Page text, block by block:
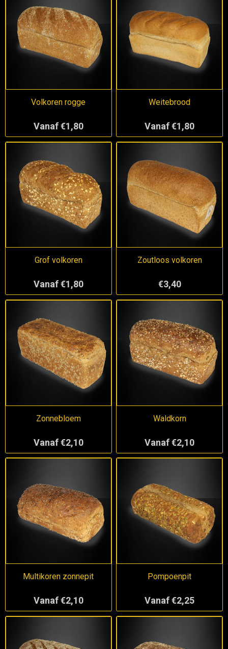
Volkoren rogge
Vanaf €1,80
Weitebrood
Vanaf €1,80
Grof volkoren
Vanaf €1,80
Zoutloos volkoren
€3,40
Zonnebloem
Vanaf €2,10
Waldkorn
Vanaf €2,10
Multikoren zonnepit
Vanaf €2,10
Pompoenpit
Vanaf €2,25